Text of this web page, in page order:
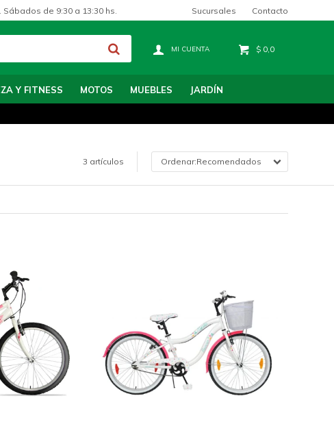
Y FITNESS MOTOS MUEBLES JARDÍN
$ 0,0
de 9:30 a 13:30 hs. Sucursales Contacto
3 artículos Recomendados